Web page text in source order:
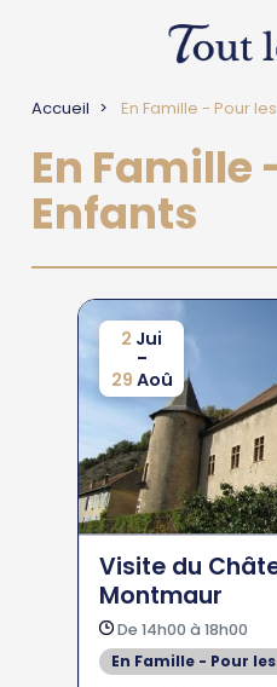
Accueil En Famille - Pour
En Famille
Enfants
2 Jui
-
29 Aoû
Visite du
Montmaur
De 14h00 à 18h00
En Famille - Pour